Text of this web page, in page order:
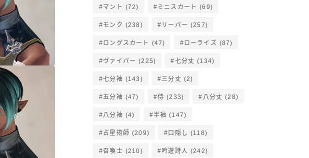
マント (72) ミニスカート (69)
モンク (238) リーパー (257)
ロングスカート (47) ローライズ (87)
ヴァイパー (225) 七分丈 (134)
七分袖 (143) 三分丈 (2)
五分袖 (47) 侍 (233) 八分丈 (28)
八分袖 (4) 半袖 (147)
占星術師 (209) 口隠し (118)
召喚士 (210) 吟遊詩人 (242)